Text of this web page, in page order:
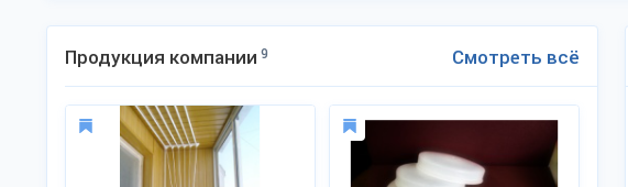
Продукция компании 9 Смотреть всё